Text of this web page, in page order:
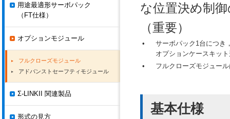
な位置決め制
（重要）
•
サーボパック1台につき
オプションケースキッ
•
フルクローズモジュー
基本仕様
用途最適形サーボパック
（FT仕様）
オプションモジュール
フルクローズモジュール
アドバンストセーフティモジュール
Σ-LINKII 関連製品
形式の見方